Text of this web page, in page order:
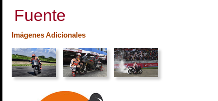
Fuente
Imágenes Adicionales